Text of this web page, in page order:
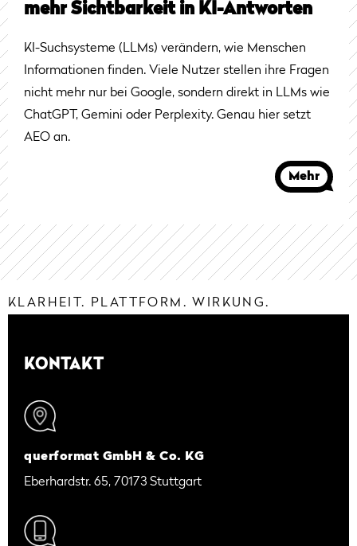
mehr Sichtbarkeit in KI-Antworten
KI-Suchsysteme (LLMs) verändern, wie Menschen
Informationen finden. Viele Nutzer stellen ihre Fragen
nicht mehr nur bei Google, sondern direkt in LLMs wie
ChatGPT, Gemini oder Perplexity. Genau hier setzt
AEO an.
Mehr
KLARHEIT. PLATTFORM. WIRKUNG.
KONTAKT
querformat GmbH & Co. KG
Eberhardstr. 65, 70173 Stuttgart